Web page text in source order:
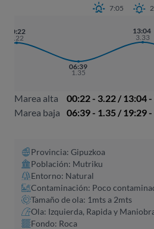
7:05
00:22
3.22
06:39
1.35
13:04
3.33
Marea alta
00:22 - 3.22 / 13:04
Marea baja
06:39 - 1.35 / 19:29
Provincia: Gipuzkoa
Población: Mutriku
Entorno: Natural
Contaminación: Poco
Tamaño de ola: 1mts a 2mts
Ola: Izquierda, Rapida y
Fondo: Roca